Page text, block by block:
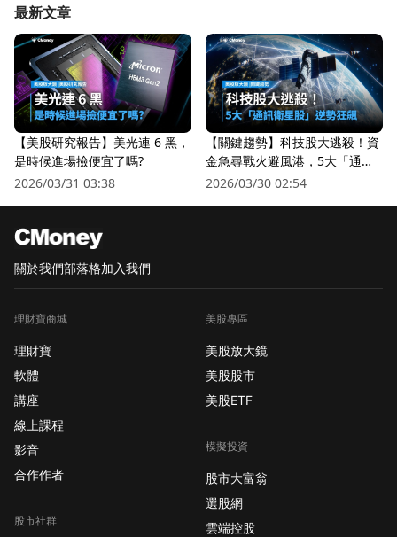
最新文章
【美股研究報告】美光連 6 黑，
是時候進場撿便宜了嗎?
2026/03/31 03:38
【關鍵趨勢】科技股大逃殺！資
金急尋戰火避風港，5大「通訊
衛星股」逆勢狂飆
2026/03/30 02:54
關於我們部落格加入我們
理財寶商城
理財寶
軟體
講座
線上課程
影音
合作作者
股市社群
美股專區
美股放大鏡
美股股市
美股ETF
模擬投資
股市大富翁
選股網
雲端控股